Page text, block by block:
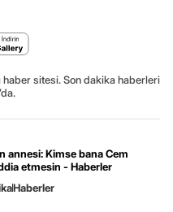
haber sitesi. Son dakika haberleri
annesi: Kimse bana Cem
etmesin - Haberler
Haberler